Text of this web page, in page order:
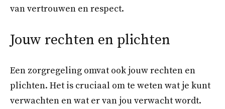
van vertrouwen en respect.
Jouw rechten en plichten
Een zorgregeling omvat ook jouw rechten en
plichten. Het is cruciaal om te weten wat je kunt
verwachten en wat er van jou verwacht wordt.